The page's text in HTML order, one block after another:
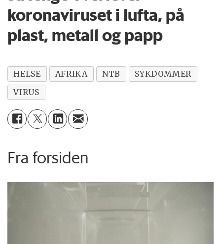
koronaviruset i lufta, på
plast, metall og papp
HELSE AFRIKA NTB
SYKDOMMER
VIRUS
Fra forsiden